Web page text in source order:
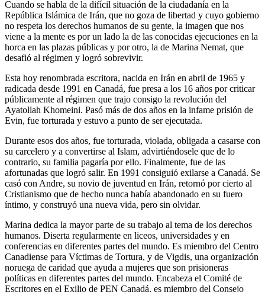
Cuando se habla de la difícil situación de la ciudadanía en la
República Islámica de Irán, que no goza de libertad y cuyo gobierno
no respeta los derechos humanos de su gente, la imagen que nos
viene a la mente es por un lado la de las conocidas ejecuciones en la
horca en las plazas públicas y por otro, la de Marina Nemat, que
desafió al régimen y logró sobrevivir.
Esta hoy renombrada escritora, nacida en Irán en abril de 1965 y
radicada desde 1991 en Canadá, fue presa a los 16 años por criticar
públicamente al régimen que trajo consigo la revolución del
Ayatollah Khomeini. Pasó más de dos años en la infame prisión de
Evin, fue torturada y estuvo a punto de ser ejecutada.
Durante esos dos años, fue torturada, violada, obligada a casarse con
su carcelero y a convertirse al Islam, advirtiéndosele que de lo
contrario, su familia pagaría por ello. Finalmente, fue de las
afortunadas que logró salir. En 1991 consiguió exilarse a Canadá. Se
casó con Andre, su novio de juventud en Irán, retornó por cierto al
Cristianismo que de hecho nunca había abandonado en su fuero
íntimo, y construyó una nueva vida, pero sin olvidar.
Marina dedica la mayor parte de su trabajo al tema de los derechos
humanos. Diserta regularmente en liceos, universidades y en
conferencias en diferentes partes del mundo. Es miembro del Centro
Canadiense para Víctimas de Tortura, y de Vigdis, una organización
noruega de caridad que ayuda a mujeres que son prisioneras
políticas en diferentes partes del mundo. Encabeza el Comité de
Escritores en el Exilio de PEN Canadá, es miembro del Consejo